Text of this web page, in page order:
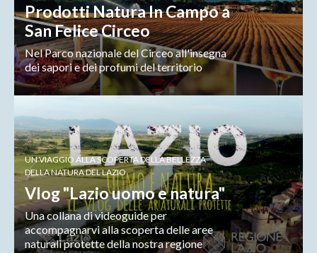
Prodotti Natura In Campo a
San Felice Circeo
Nel Parco nazionale del Circeo all'insegna
dei sapori e dei profumi del territorio
UN VIAGGIO ALLA SCOPERTA DELLA BELLEZZA
DELLA NATURA DEL LAZIO
Vlog "Lazio uomo e natura"
Una collana di videoguide per
accompagnarvi alla scoperta delle aree
naturali protette della nostra regione